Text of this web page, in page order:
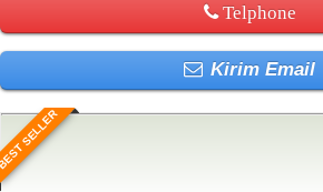
Telphone
Kirim Email
SELLER